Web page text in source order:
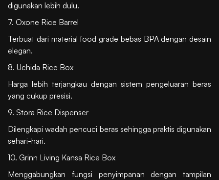
digunakan lebih dulu.
7. Oxone Rice Barrel
Terbuat dari material food grade bebas BPA dengan desain
elegan.
8. Uchida Rice Box
Harga lebih terjangkau dengan sistem pengeluaran beras
yang cukup presisi.
9. Stora Rice Dispenser
Dilengkapi wadah pencuci beras sehingga praktis digunakan
sehari-hari.
10. Grinn Living Kansa Rice Box
Menggabungkan fungsi penyimpanan dengan tampilan